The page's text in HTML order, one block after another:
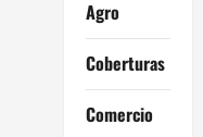
Agro
Coberturas
Comercio